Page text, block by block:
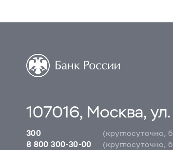
107016, Москва,
300
(круглосуточно,
8 800 300-30-00
(круглосуточно,